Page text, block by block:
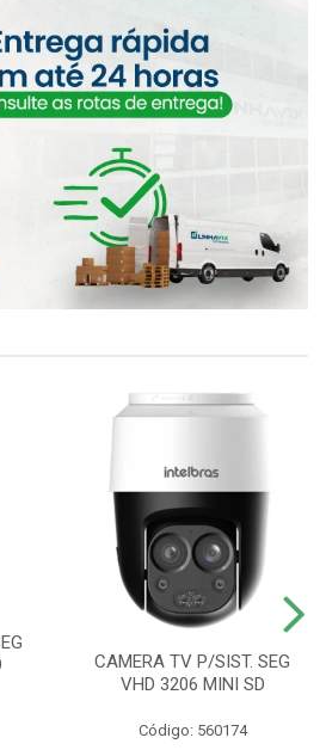
CAMERA TV P/SIST. SEG
VHD 3206 MINI SD
Código: 560174